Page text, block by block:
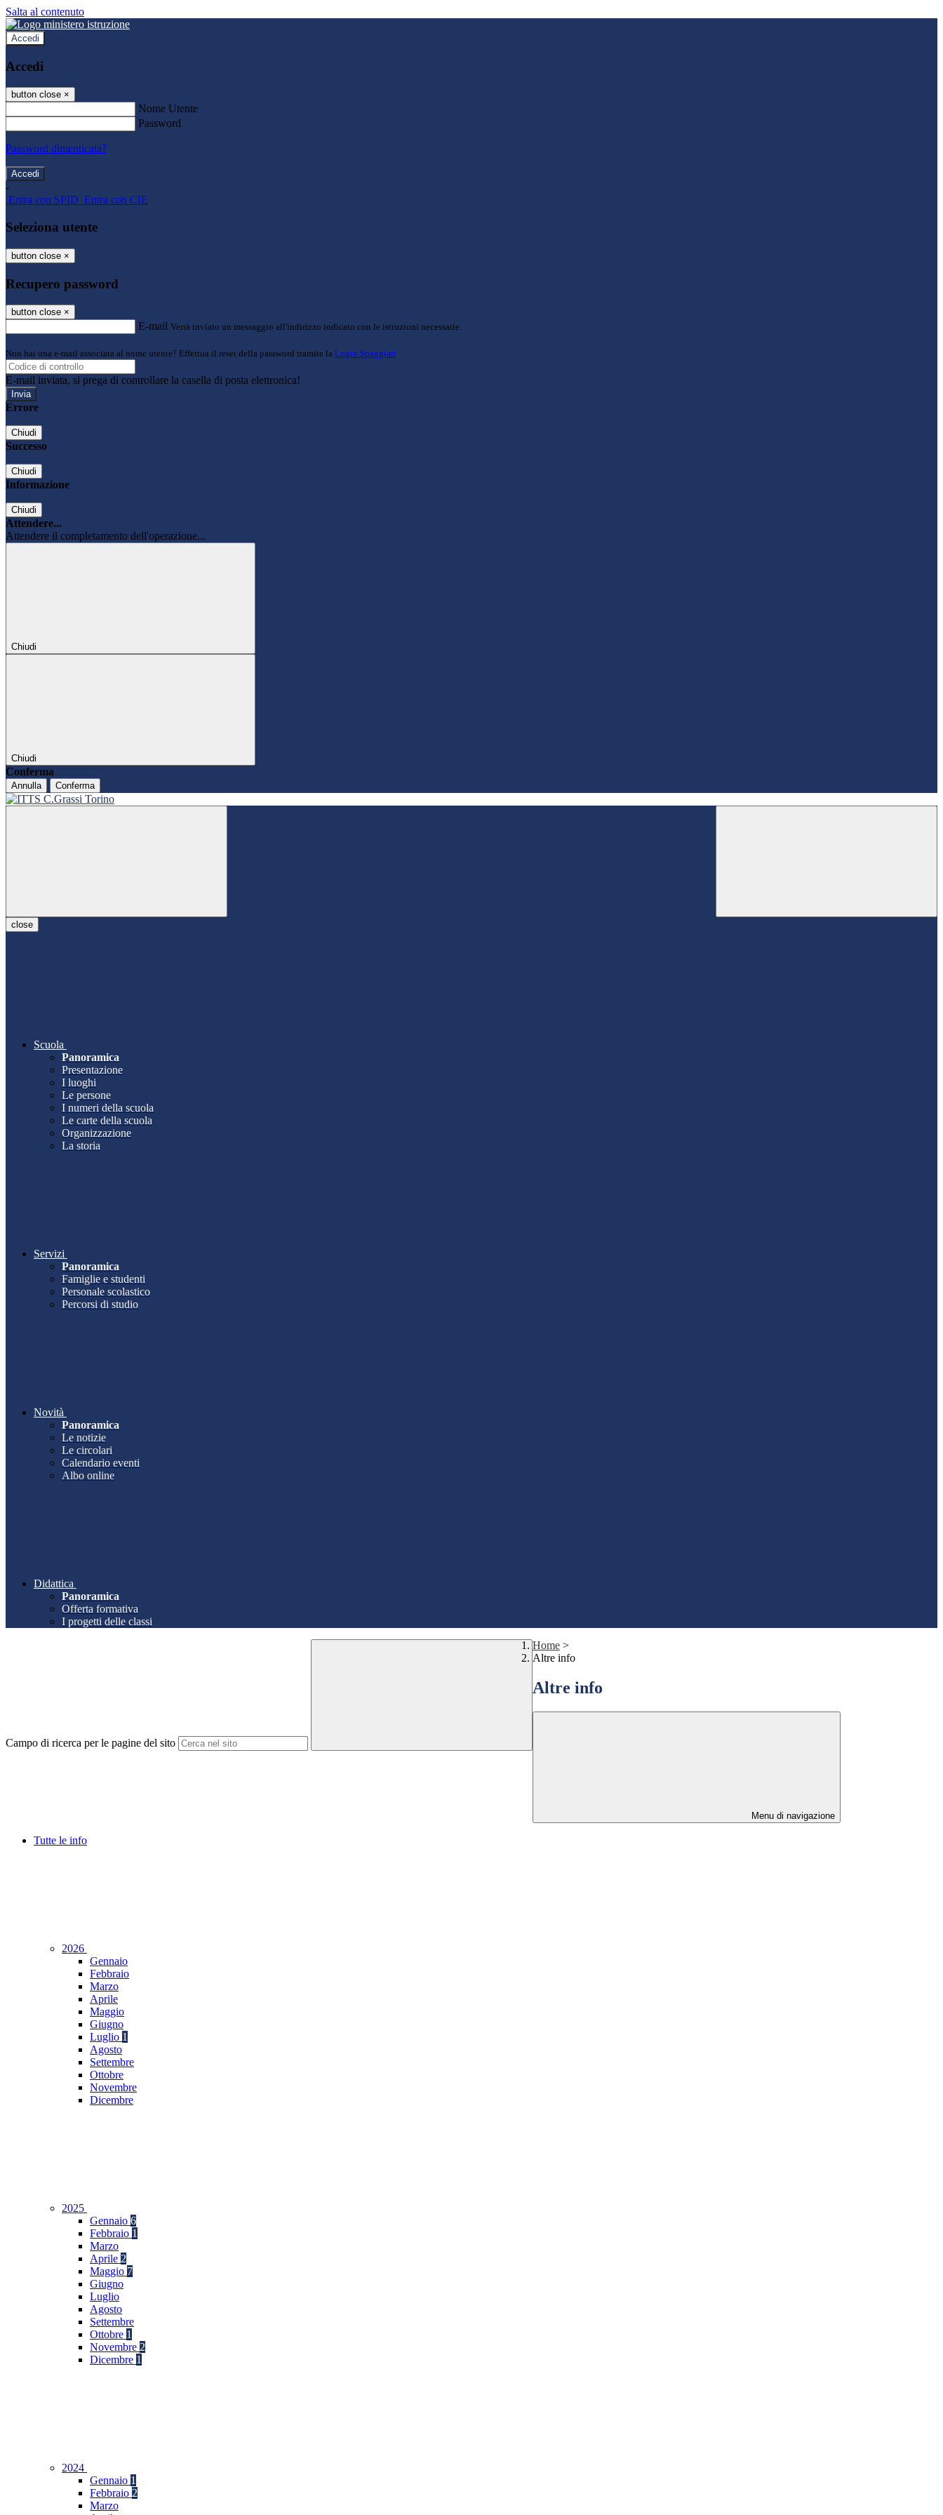
Salta al contenuto
Accedi
Accedi
button close ×
Nome Utente
Password
Password dimenticata?
-
Entra con SPID Entra con CIE
Seleziona utente
button close ×
Recupero password
button close ×
E-mail Verrà inviato un messaggio all'indirizzo indicato con le istruzioni necessarie.
Non hai una e-mail associata al nome utente? Effettua il reset della password tramite la Login Spaggiari
E-mail inviata, si prega di controllare la casella di posta elettronica!
Errore
Chiudi
Successo
Chiudi
Informazione
Chiudi
Attendere...
Attendere il completamento dell'operazione...
Chiudi
Chiudi
Conferma
Annulla Conferma
close
Scuola
Panoramica
Presentazione
I luoghi
Le persone
I numeri della scuola
Le carte della scuola
Organizzazione
La storia
Servizi
Panoramica
Famiglie e studenti
Personale scolastico
Percorsi di studio
Novità
Panoramica
Le notizie
Le circolari
Calendario eventi
Albo online
Didattica
Panoramica
Offerta formativa
I progetti delle classi
Campo di ricerca per le pagine del sito
Home >
Altre info
Altre info
Menu di navigazione
Tutte le info
2026
Gennaio
Febbraio
Marzo
Aprile
Maggio
Giugno
Luglio 1
Agosto
Settembre
Ottobre
Novembre
Dicembre
2025
Gennaio 6
Febbraio 1
Marzo
Aprile 2
Maggio 7
Giugno
Luglio
Agosto
Settembre
Ottobre 1
Novembre 2
Dicembre 1
2024
Gennaio 1
Febbraio 2
Marzo